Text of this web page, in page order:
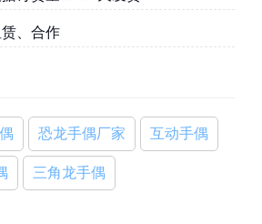
、合作
恐龙手偶厂家 互动手偶
三角龙手偶